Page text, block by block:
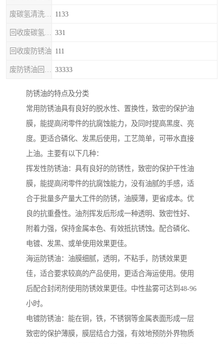
1133
331
回收废防锈油 111
33333
防锈油的特点及分类
常用防锈油具有良好的脱水性、置换性，致密的保护油
膜，能提高闭零件的抗腐蚀能力，及同时提高黑度、亮
度。更适合磷化、发黑后使用，工艺简单，可带水直接
上油。主要有以下几种：
挥发性防锈油：具有良好的防锈性，致密的保护干性油
膜，能提高闭零件的抗腐蚀能力，没有油腻的手感，适
合于批量多产量大工件的防锈，油膜薄，更省成本。优
良的抗重叠性。油剂挥发后形成一种透明、致密性好、
附着力强，保持金属本色、有效抵抗锈蚀。配合磷化、
电镀、发黑、或单使用效果更佳。
海运防锈油：油膜细腻，透明，不粘手，防锈效果更
佳，适合要求较高的产品使用，更适合海运使用。使用
后配合封闭剂使用防锈效果更佳。中性盐雾可达到48-96
小时。
电镀防锈油：能在铜，铁，不锈钢等金属表面形成一层
致密的保护薄膜，膜层结合力强，有效地预防外界物质